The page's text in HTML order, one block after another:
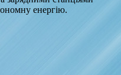
енергію.